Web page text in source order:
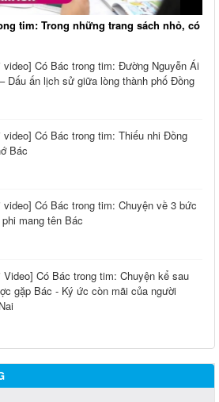
tim: Trong những trang sách nhỏ, có
video] Có Bác trong tim: Đường Nguyễn Ái
Dấu ấn lịch sử giữa lòng thành phố Đồng
video] Có Bác trong tim: Thiếu nhi Đồng
Bác
video] Có Bác trong tim: Chuyện về 3 bức
phi mang tên Bác
Video] Có Bác trong tim: Chuyện kể sau
gặp Bác - Ký ức còn mãi của người